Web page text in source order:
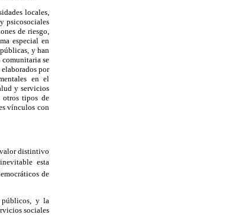
locales,
psicosociales
de riesgo,
especial en
y han
se
por
en el
y servicios
tipos de
vínculos con
valor distintivo
esta
de
públicos, y la
sociales